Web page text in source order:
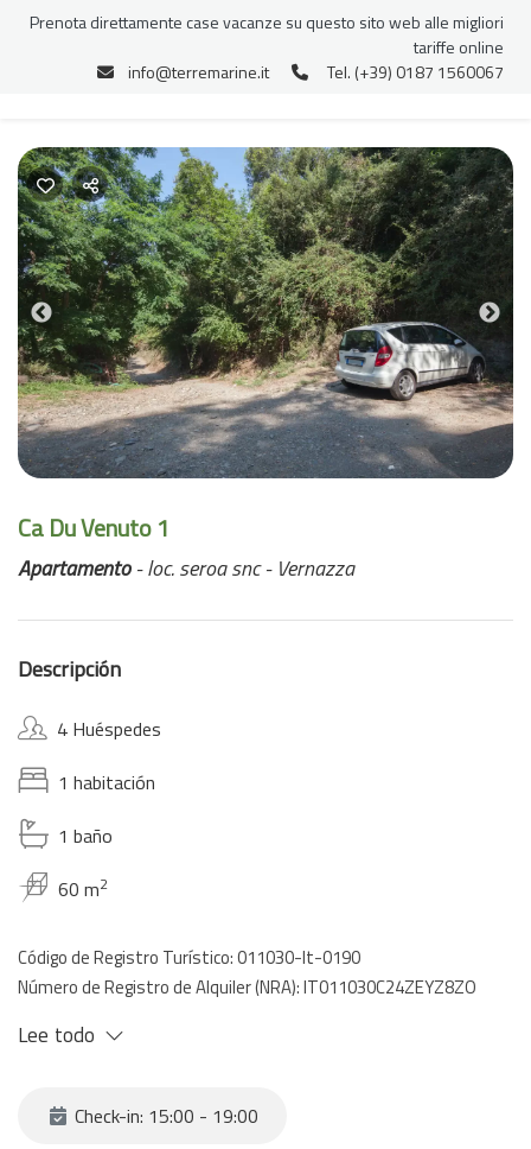
Previous
Ca Du Venuto 1
Apartamento- loc. seroa snc - Vernazza
Descripción
4 Huéspedes
1 habitación
1 baño
60 m2
Código de Registro Turístico: 011030-lt-0190
Número de Registro de Alquiler (NRA): IT011030C24ZEYZ8ZO
Lee todo
Check-in: 15:00 - 19:00
Prenota direttamente case vacanze su questo sito web alle migliori
tariffe online
info@terremarine.it
Tel. (+39) 0187 1560067